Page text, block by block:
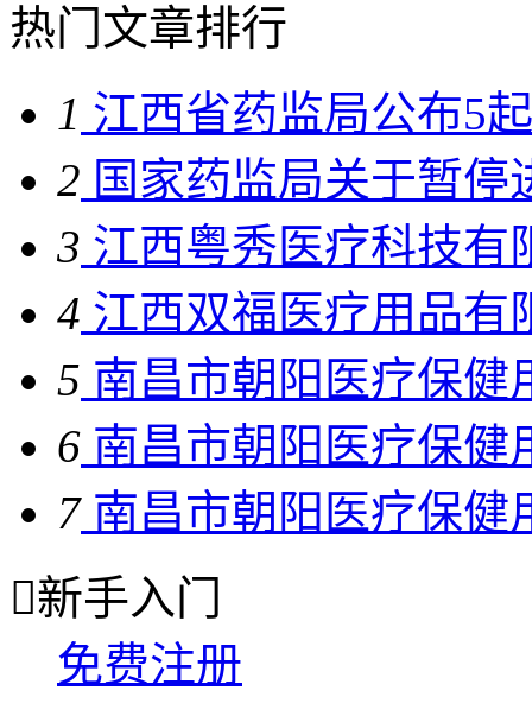
热门文章排行
1 江西省药监局公布5
2 国家药监局关于暂
3 江西粤秀医疗科技有
4 江西双福医疗用品有
5 南昌市朝阳医疗保健
6 南昌市朝阳医疗保健
7南昌市朝阳医疗保健
新手入门
免费注册